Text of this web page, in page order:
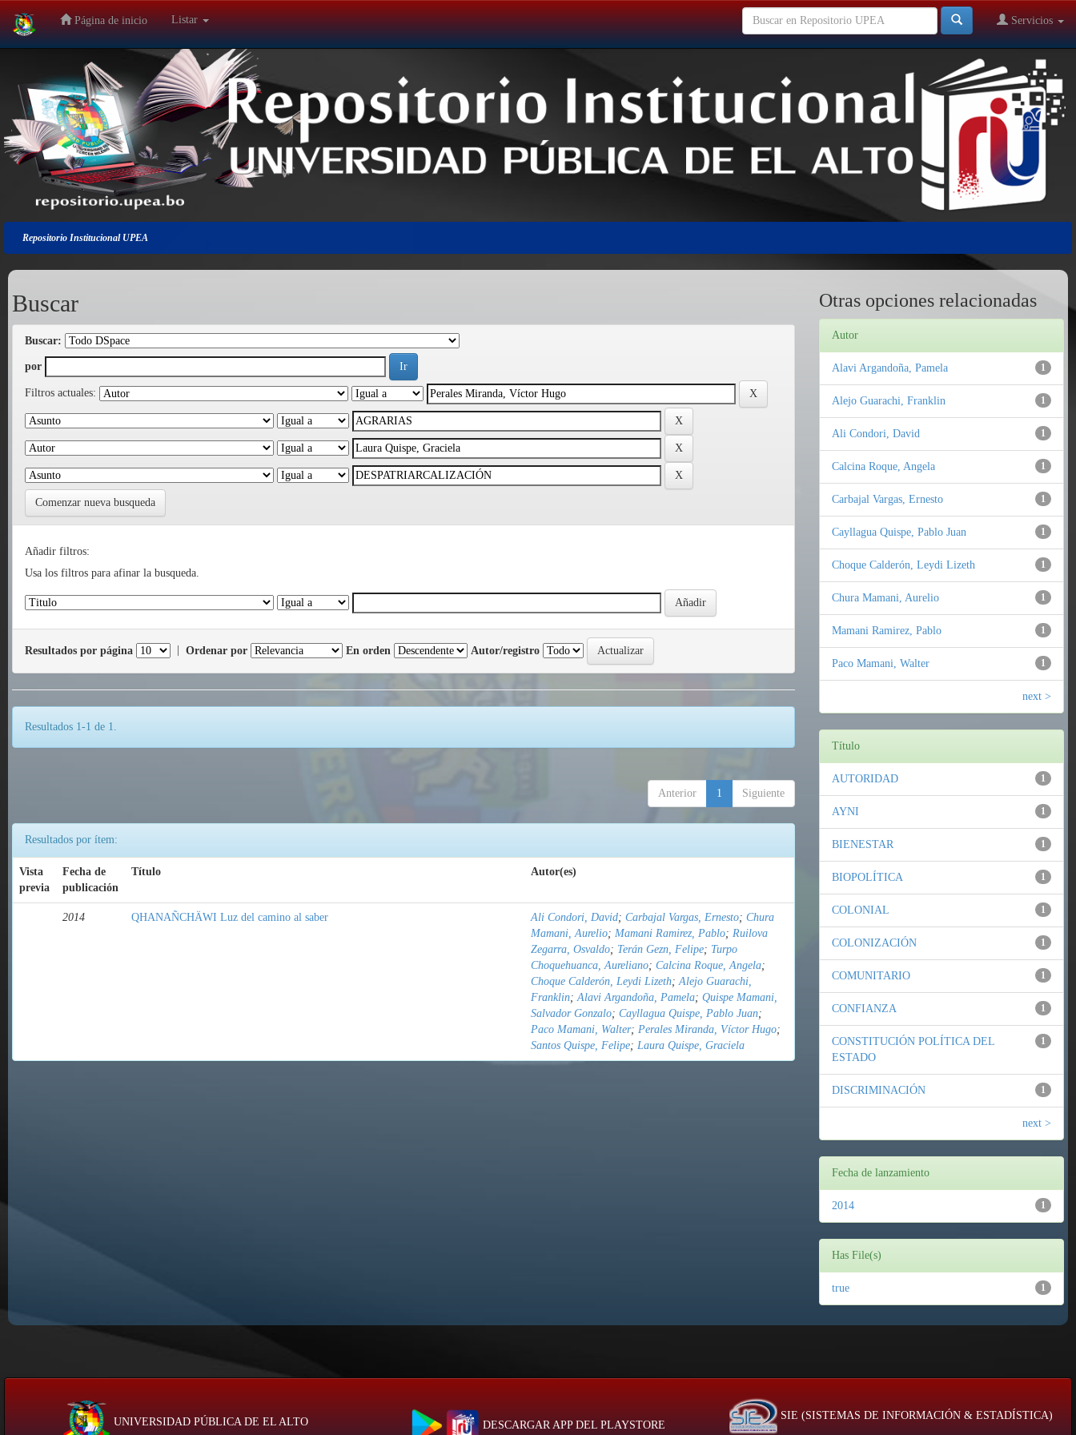
Salir
navegación
Página de inicio Listar Servicios
Repositorio Institucional UPEA
Buscar
Buscar:
por
Filtros actuales:
Comenzar nueva busqueda
Añadir filtros:
Usa los filtros para afinar la busqueda.
Resultados por página Ordenar por En orden Autor/registro
Resultados 1-1 de 1.
Anterior 1 Siguiente
Resultados por ítem:
Vista
previa
Fecha de
publicación
Título Autor(es)
2014 QHANAÑCHÄWI Luz del camino al saber Ali Condori, David; Carbajal Vargas, Ernesto; Chura
Mamani, Aurelio; Mamani Ramirez, Pablo; Ruilova
Zegarra, Osvaldo; Terán Gezn, Felipe; Turpo
Choquehuanca, Aureliano; Calcina Roque, Angela;
Choque Calderón, Leydi Lizeth;Alejo Guarachi,
Franklin;Alavi Argandoña, Pamela; Quispe Mamani,
Salvador Gonzalo; Cayllagua Quispe, Pablo Juan;
Paco Mamani, Walter; Perales Miranda, Víctor Hugo;
Santos Quispe, Felipe; Laura Quispe, Graciela
Otras opciones relacionadas
Autor
1
Alavi Argandoña, Pamela
1
Alejo Guarachi, Franklin
1
Ali Condori, David
1
Calcina Roque, Angela
1
Carbajal Vargas, Ernesto
1
Cayllagua Quispe, Pablo Juan
1
Choque Calderón, Leydi Lizeth
1
Chura Mamani, Aurelio
1
Mamani Ramirez, Pablo
1
Paco Mamani, Walter
next >
Título
1
AUTORIDAD
1
AYNI
1
BIENESTAR
1
BIOPOLÍTICA
1
COLONIAL
1
COLONIZACIÓN
1
COMUNITARIO
1
CONFIANZA
1
CONSTITUCIÓN POLÍTICA DEL
ESTADO
1
DISCRIMINACIÓN
next >
Fecha de lanzamiento
1
2014
Has File(s)
1
true
UNIVERSIDAD PÚBLICA DE EL ALTO DESCARGAR APP DEL PLAYSTORE
SIE (SISTEMAS DE INFORMACIÓN & ESTADÍSTICA)